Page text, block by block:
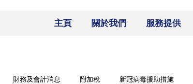
主頁 關於我們 服務提供
財務及會計消息 附加稅 新冠病毒援助措施